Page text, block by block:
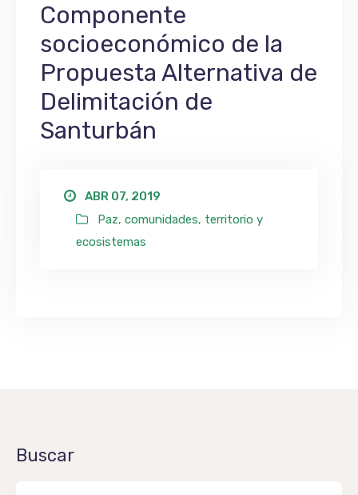
Componente
socioeconómico de la
Propuesta Alternativa de
Delimitación de
Santurbán
ABR 07, 2019
Paz, comunidades, territorio y
ecosistemas
Buscar